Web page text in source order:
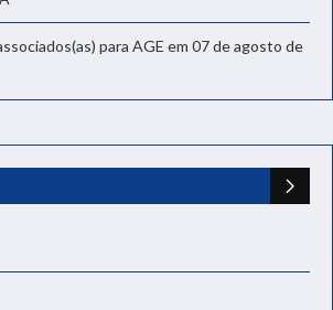
para AGE em 07 de agosto de